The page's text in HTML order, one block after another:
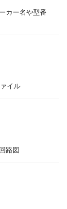
カー名や型番
イル
路図